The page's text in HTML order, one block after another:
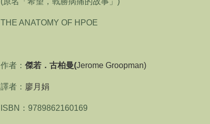
THE ANATOMY OF HPOE
作者： 傑若．古柏曼(Jerome Groopman)
譯者： 廖月娟
ISBN：9789862160169